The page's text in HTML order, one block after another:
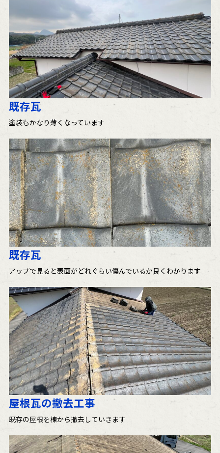
既存瓦
塗装もかなり薄くなっています
既存瓦
アップで見ると表面がどれぐらい傷んでいるか良くわかります
屋根瓦の撤去工事
既存の屋根を棟から撤去していきます